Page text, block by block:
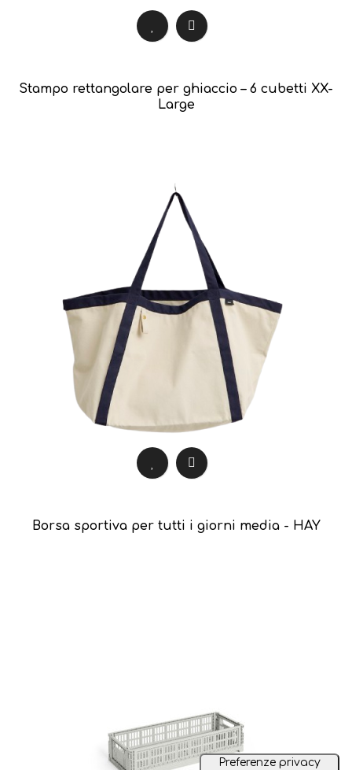
Stampo rettangolare per ghiaccio – 6 cubetti XX-
Large
Borsa sportiva per tutti i giorni media - HAY